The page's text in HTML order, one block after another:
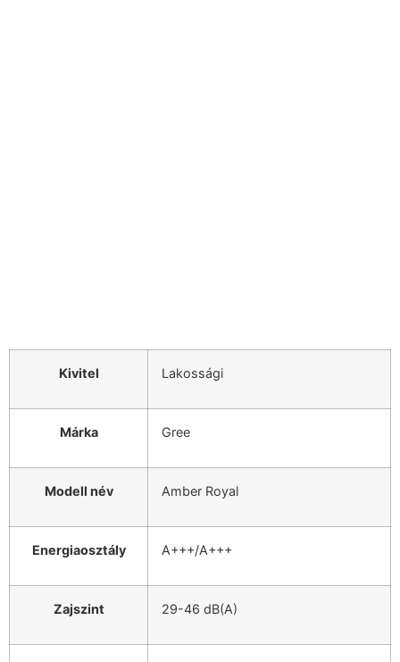
Kivitel Lakossági
Márka Gree
Modell név Amber Royal
Energiaosztály A+++/A+++
Zajszint 29-46 dB(A)